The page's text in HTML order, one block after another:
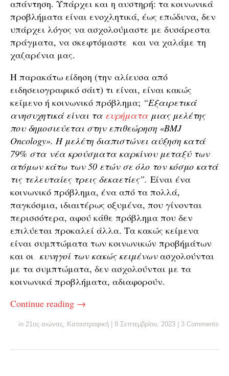
απάντηση. Υπάρχει και η αυστηρή: τα κοινωνικά
προβλήματα είναι ενοχλητικά, έως επώδυνα, δεν
υπάρχει λόγος να ασχολούμαστε με δυσάρεστα
πράγματα, να σκεφτόμαστε και να χαλάμε τη
χαζαρένια μας.
Η παρακάτω είδηση (την αλίευσα από
ειδησειογραφικό σάιτ) τι είναι, είναι κακώς
κείμενο ή κοινωνικό πρόβλημα; “Εξαιρετικά
ανησυχητικά είναι τα ευρήματα μιας μελέτης
που δημοσιεύεται στην επιθεώρηση «BMJ
Oncology». Η μελέτη διαπιστώνει αύξηση κατά
79% στα νέα κρούσματα καρκίνου μεταξύ των
ατόμων κάτω των 50 ετών σε όλο τον κόσμο κατά
τις τελευταίες τρεις δεκαετίες”. Είναι ένα
κοινωνικό πρόβλημα, ένα από τα πολλά,
παγκόσμια, ιδιαιτέρως οξυμένα, που γίνονται
περισσότερα, αφού κάθε πρόβλημα που δεν
επιλύεται προκαλεί άλλα. Τα κακώς κείμενα
είναι συμπτώματα των κοινωνικών προβήμάτων
και οι κυνηγοί των κακώς κειμένωνασχολούνται
με τα συμπτώματα, δεν ασχολούνται με τα
κοινωνικά προβλήματα, αδιαφορούν.
Continue reading →
in 21ος αιώνας, Καταστροφική 8 Σεπτεμβρίου, 2023 3 Comments